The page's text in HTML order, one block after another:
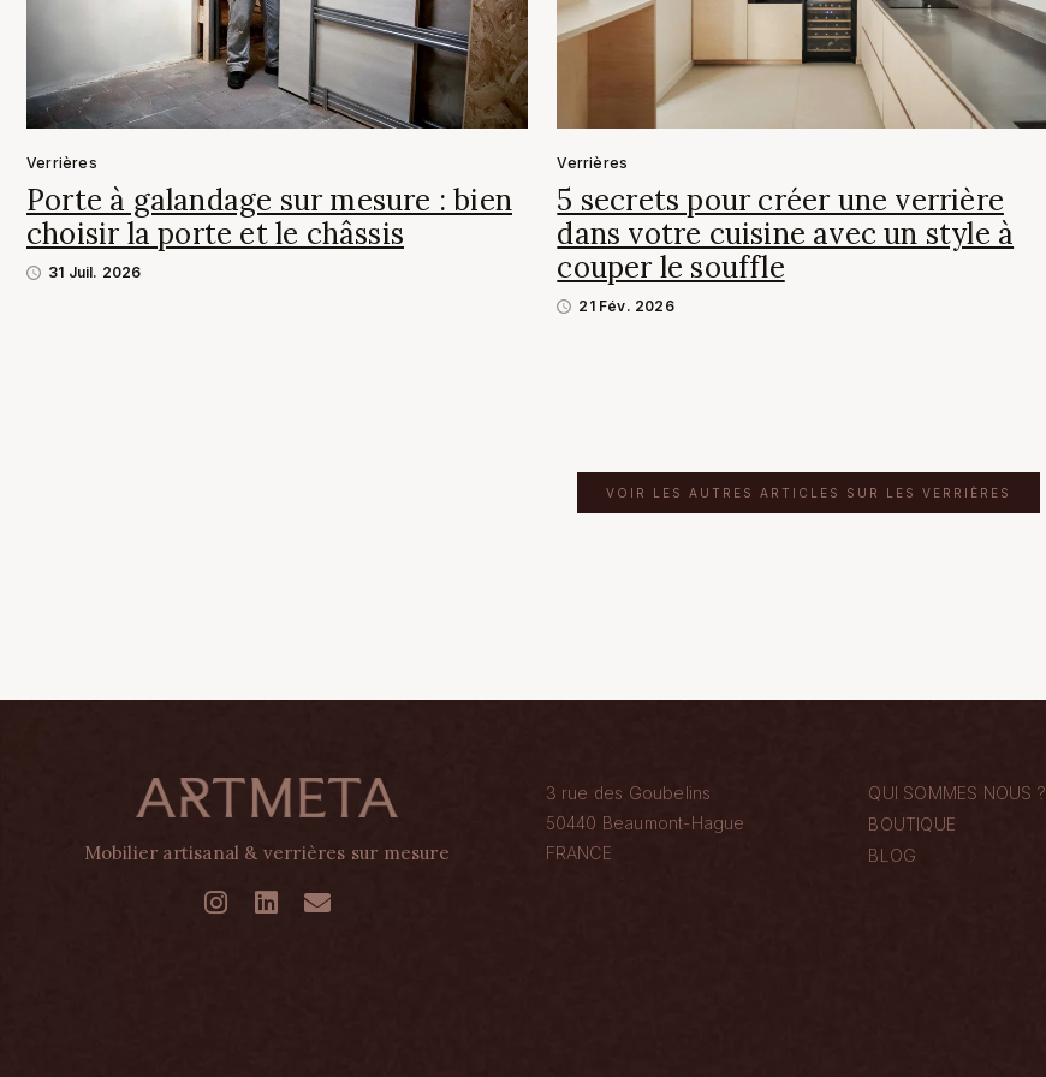
Verrières
Porte à galandage sur mesure : bien
choisir la porte et le châssis
31 Juil. 2026
Verrières
5 secrets pour créer une verrière
dans votre cuisine avec un style à
couper le souffle
21 Fév. 2026
VOIR LES AUTRES ARTICLES SUR LES VERRIÈRES
Mobilier artisanal & verrières sur mesure
3 rue des Goubelins
50440 Beaumont-Hague
FRANCE
QUI SOMMES NOUS ?
BOUTIQUE
BLOG